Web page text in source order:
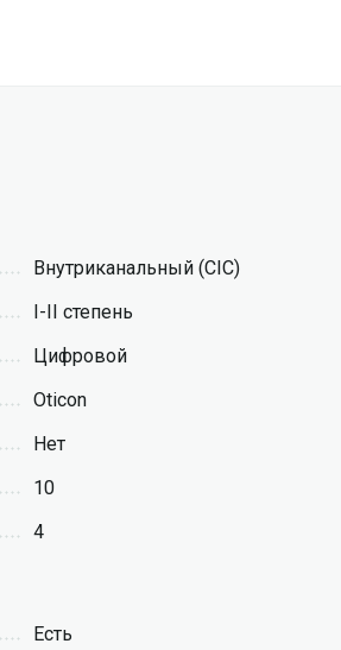
Внутриканальный (CIC)
I-II степень
Цифровой
Oticon
Нет
10
4
Есть